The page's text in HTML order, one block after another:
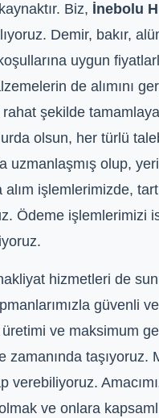
Biz, İnebolu
Demir, bakır,
uygun
de alımını
şekilde
olsun, her türlü
olup,
işlemlerimizde,
Ödeme işlemlerimizi
hizmetleri de
güvenli
ve maksimum
taşıyoruz.
ve onlara